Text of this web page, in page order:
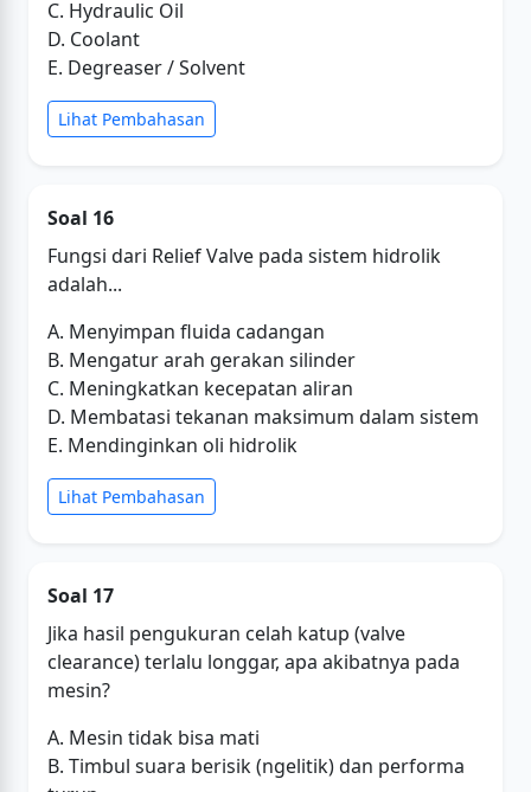
C. Hydraulic Oil
D. Coolant
E. Degreaser / Solvent
Lihat Pembahasan
Soal 16
Fungsi dari Relief Valve pada sistem hidrolik
adalah...
A. Menyimpan fluida cadangan
B. Mengatur arah gerakan silinder
C. Meningkatkan kecepatan aliran
D. Membatasi tekanan maksimum dalam sistem
E. Mendinginkan oli hidrolik
Lihat Pembahasan
Soal 17
Jika hasil pengukuran celah katup (valve
clearance) terlalu longgar, apa akibatnya pada
mesin?
A. Mesin tidak bisa mati
B. Timbul suara berisik (ngelitik) dan performa